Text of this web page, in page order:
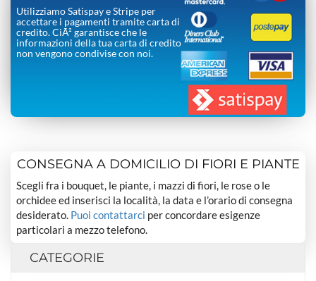
Utilizziamo Satispay e Stripe per
accettare i pagamenti tramite carta di
credito. CiÃ² garantisce che le
informazioni della tua carta di credito
non vengono condivise con noi.
CONSEGNA A DOMICILIO DI FIORI E PIANTE
Scegli fra i bouquet, le piante, i mazzi di fiori, le rose o le
orchidee ed inserisci la località, la data e l’orario di consegna
desiderato. Puoi contattarci per concordare esigenze
particolari a mezzo telefono.
CATEGORIE